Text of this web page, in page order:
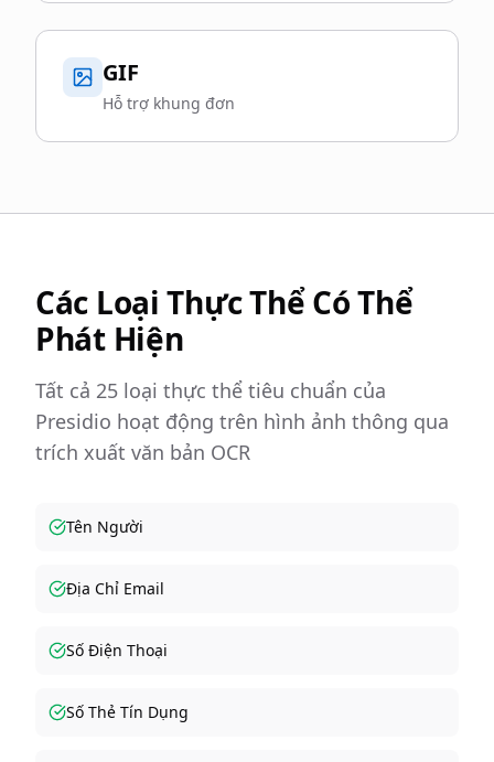
GIF
Hỗ trợ khung đơn
Các Loại Thực Thể Có Thể
Phát Hiện
Tất cả 25 loại thực thể tiêu chuẩn của
Presidio hoạt động trên hình ảnh thông qua
trích xuất văn bản OCR
Tên Người
Địa Chỉ Email
Số Điện Thoại
Số Thẻ Tín Dụng